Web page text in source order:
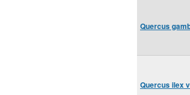
Quercus
Quercus ilex